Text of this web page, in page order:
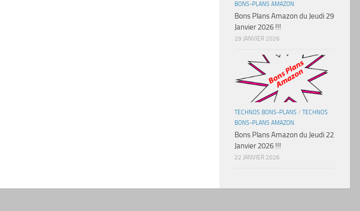
BONS-PLANS AMAZON
Bons Plans Amazon du Jeudi 29
Janvier 2026 !!!
29 JANVIER 2026
TECHNOS BONS-PLANS / TECHNOS
BONS-PLANS AMAZON
Bons Plans Amazon du Jeudi 22
Janvier 2026 !!!
22 JANVIER 2026